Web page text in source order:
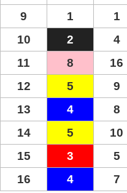
9
1 1
10
2 4
11
8 16
12
5 9
13
4 8
14
5 10
15
3 5
16
4 7